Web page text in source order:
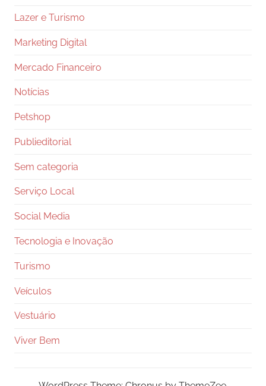
Lazer e Turismo
Marketing Digital
Mercado Financeiro
Notícias
Petshop
Publieditorial
Sem categoria
Serviço Local
Social Media
Tecnologia e Inovação
Turismo
Veículos
Vestuário
Viver Bem